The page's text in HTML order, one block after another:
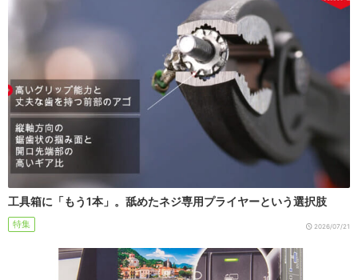
工具箱に「もう1本」。舐めたネジ専用プライヤーという選択肢
特集 2026/07/21